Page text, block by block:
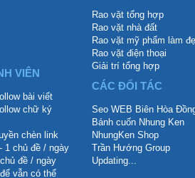
VIÊN
bài viết
chữ ký
chèn link
1 chủ đề / ngày
đề / ngày
vẫn có thể
Rao vặt tổng hợp
Rao vặt nhà đất
Rao vặt mỹ phẩm làm
Rao vặt điện thoại
Giải trí tổng hợp
CÁC ĐỐI TÁC
Seo WEB Biên Hòa
Bánh cuốn Nhung Ken
NhungKen Shop
Trần Hướng Group
Updating...